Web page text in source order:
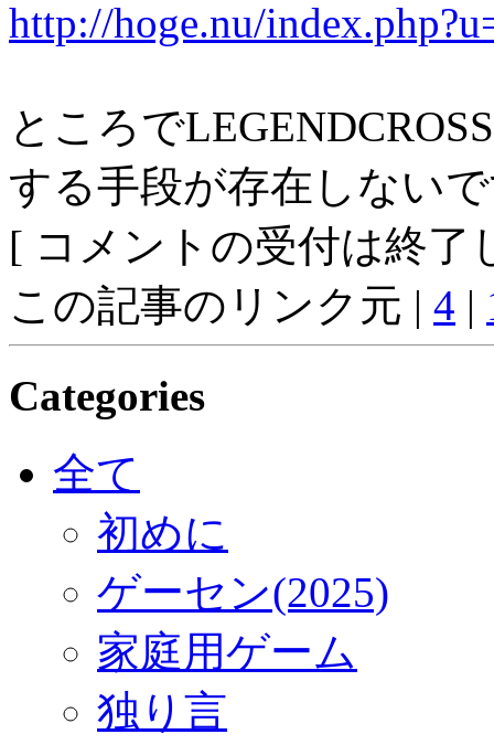
http://hoge.nu/
ところで
する手段が存在しない
[ コメントの受付は終了
この記事のリンク元 | 4 |
Categories
全て
初めに
ゲーセン(2025)
家庭用ゲーム
独り言